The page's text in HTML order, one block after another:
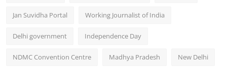
Jan Suvidha Portal Working Journalist of India
Delhi government Independence Day
NDMC Convention Centre Madhya Pradesh New Delhi